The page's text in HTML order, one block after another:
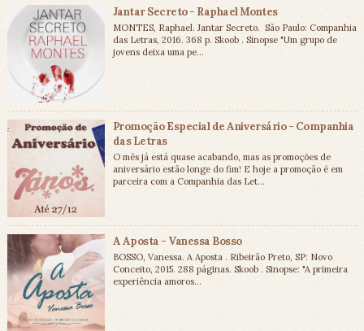
Jantar Secreto - Raphael Montes
MONTES, Raphael. Jantar Secreto. São Paulo: Companhia
das Letras, 2016. 368 p. Skoob . Sinopse "Um grupo de
jovens deixa uma pe...
Promoção Especial de Aniversário - Companhia
das Letras
O mês já está quase acabando, mas as promoções de
aniversário estão longe do fim! E hoje a promoção é em
parceira com a Companhia das Let...
A Aposta - Vanessa Bosso
BOSSO, Vanessa. A Aposta . Ribeirão Preto, SP: Novo
Conceito, 2015. 288 páginas. Skoob . Sinopse: "A primeira
experiência amoros...